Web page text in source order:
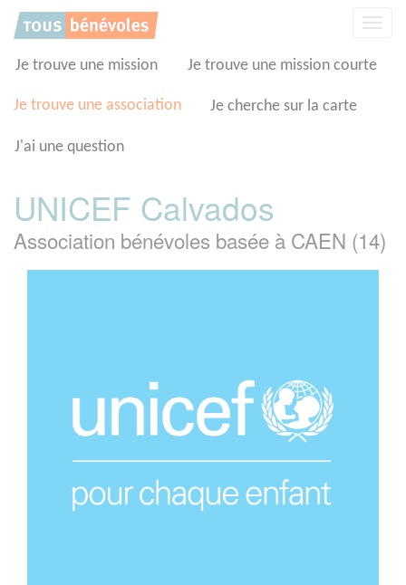
Je trouve une mission Je trouve une mission courte
Je trouve une association Je cherche sur la carte
J'ai une question
UNICEF Calvados
Association bénévoles basée à CAEN (14)
Panneau de gestion des cookies